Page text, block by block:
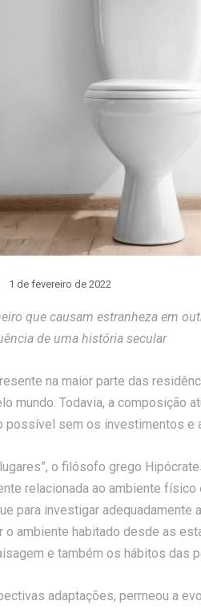
1 de fevereiro de 2022
que causam estranheza em
de uma história secular
na maior parte das
mundo. Todavia, a composição
possível sem os investimentos e
o filósofo grego
relacionada ao ambiente físico
para investigar adequadamente
ambiente habitado desde as
e também os hábitos das
adaptações, permeou a